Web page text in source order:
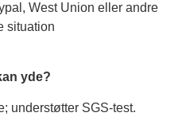
West Union eller andre
situation
yde?
understøtter SGS-test.